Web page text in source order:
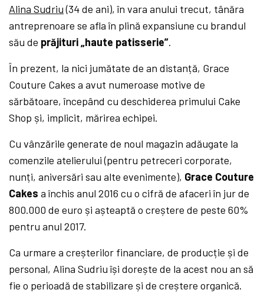
Alina Sudriu(34 de ani), în vara anului trecut, tânăra
antreprenoare se afla în plină expansiune cu brandul
său de prăjituri „haute patisserie”.
În prezent, la nici jumătate de an distanță, Grace
Couture Cakes a avut numeroase motive de
sărbătoare, începând cu deschiderea primului Cake
Shop și, implicit, mărirea echipei.
Cu vânzările generate de noul magazin adăugate la
comenzile atelierului (pentru petreceri corporate,
nunți, aniversări sau alte evenimente), Grace Couture
Cakes a închis anul 2016 cu o cifră de afaceri în jur de
800.000 de euro și așteaptă o creștere de peste 60%
pentru anul 2017.
Ca urmare a creșterilor financiare, de producție și de
personal, Alina Sudriu își dorește de la acest nou an să
fie o perioadă de stabilizare și de creștere organică.